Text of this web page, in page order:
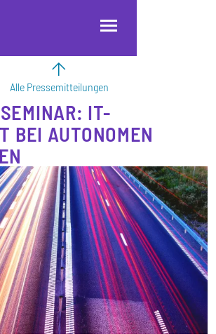
Alle Pressemitteilungen
IT-
BEI AUTONOMEN